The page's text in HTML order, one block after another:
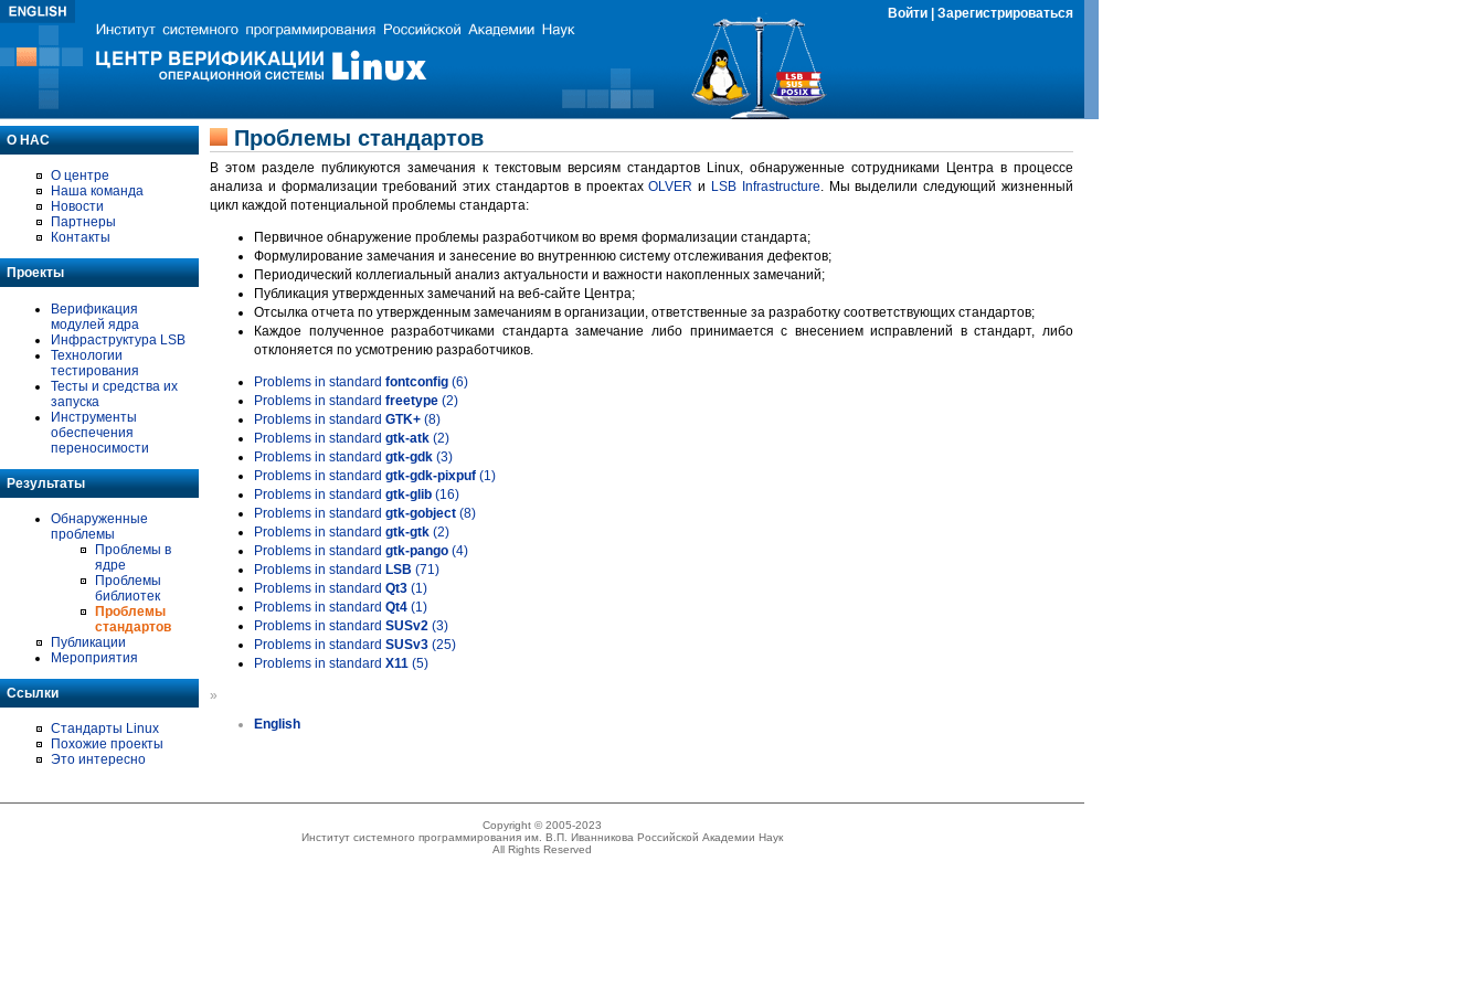
Войти Зарегистрироваться
О НАС
О центре
Наша команда
Новости
Партнеры
Контакты
Проекты
Верификация
модулей ядра
Инфраструктура LSB
Технологии
тестирования
Тесты и средства их
запуска
Инструменты
обеспечения
переносимости
Результаты
Обнаруженные
проблемы
Проблемы в
ядре
Проблемы
библиотек
Проблемы
стандартов
Публикации
Мероприятия
Ссылки
Стандарты Linux
Похожие проекты
Это интересно
Проблемы стандартов
В этом разделе публикуются замечания к текстовым версиям стандартов Linux, обнаруженные сотрудниками Центра в процессе
анализа и формализации требований этих стандартов в проектахOLVER и LSB Infrastructure. Мы выделили следующий жизненный
цикл каждой потенциальной проблемы стандарта:
Первичное обнаружение проблемы разработчиком во время формализации стандарта;
Формулирование замечания и занесение во внутреннюю систему отслеживания дефектов;
Периодический коллегиальный анализ актуальности и важности накопленных замечаний;
Публикация утвержденных замечаний на веб-сайте Центра;
Отсылка отчета по утвержденным замечаниям в организации, ответственные за разработку соответствующих стандартов;
Каждое полученное разработчиками стандарта замечание либо принимается с внесением исправлений в стандарт, либо
отклоняется по усмотрению разработчиков.
Problems in standard fontconfig (6)
Problems in standard freetype (2)
Problems in standard GTK+ (8)
Problems in standard gtk-atk (2)
Problems in standard gtk-gdk (3)
Problems in standard gtk-gdk-pixpuf (1)
Problems in standard gtk-glib (16)
Problems in standard gtk-gobject (8)
Problems in standard gtk-gtk (2)
Problems in standard gtk-pango (4)
Problems in standard LSB (71)
Problems in standard Qt3 (1)
Problems in standard Qt4 (1)
Problems in standard SUSv2 (3)
Problems in standard SUSv3 (25)
Problems in standard X11 (5)
»
English
Copyright © 2005-2023
Институт системного программирования им. В.П. Иванникова Российской Академии Наук
All Rights Reserved